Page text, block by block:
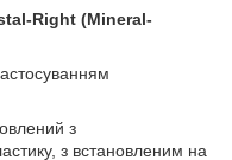
Right (Mineral-
з
з встановленим на